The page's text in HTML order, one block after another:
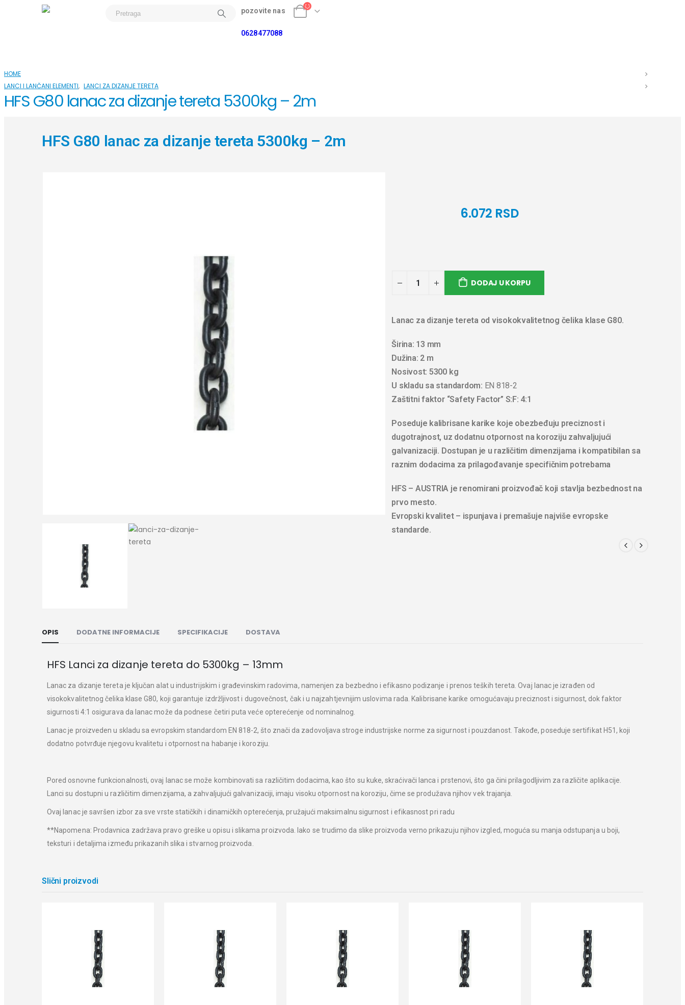
pozovite nas
0628477088
HOME
LANCI I LANČANI ELEMENTI, LANCI ZA DIZANJE TERETA
HFS G80 lanac za dizanje tereta 5300kg – 2m
HFS G80 lanac za dizanje tereta 5300kg – 2m
6.072 RSD
DODAJ U KORPU
Lanac za dizanje tereta od visokokvalitetnog čelika klase G80.
Širina: 13 mm
Dužina: 2 m
Nosivost: 5300 kg
U skladu sa standardom: EN 818-2
Zaštitni faktor “Safety Factor” S:F: 4:1
Poseduje kalibrisane karike koje obezbeđuju preciznost i
dugotrajnost, uz dodatnu otpornost na koroziju zahvaljujući
galvanizaciji. Dostupan je u različitim dimenzijama i kompatibilan sa
raznim dodacima za prilagođavanje specifičnim potrebama​
HFS – AUSTRIA je renomirani proizvođač koji stavlja bezbednost na
prvo mesto.
Evropski kvalitet – ispunjava i premašuje najviše evropske
standarde.
OPIS DODATNE INFORMACIJE SPECIFIKACIJE DOSTAVA
HFS Lanci za dizanje tereta do 5300kg – 13mm
Lanac za dizanje tereta je ključan alat u industrijskim i građevinskim radovima, namenjen za bezbedno i efikasno podizanje i prenos teških tereta. Ovaj lanac je izrađen od
visokokvalitetnog čelika klase G80, koji garantuje izdržljivost i dugovečnost, čak i u najzahtjevnijim uslovima rada. Kalibrisane karike omogućavaju preciznost i sigurnost, dok faktor
sigurnosti 4:1 osigurava da lanac može da podnese četiri puta veće opterećenje od nominalnog.
Lanac je proizveden u skladu sa evropskim standardom EN 818-2, što znači da zadovoljava stroge industrijske norme za sigurnost i pouzdanost. Takođe, poseduje sertifikat H51, koji
dodatno potvrđuje njegovu kvalitetu i otpornost na habanje i koroziju.
Pored osnovne funkcionalnosti, ovaj lanac se može kombinovati sa različitim dodacima, kao što su kuke, skraćivači lanca i prstenovi, što ga čini prilagodljivim za različite aplikacije.
Lanci su dostupni u različitim dimenzijama, a zahvaljujući galvanizaciji, imaju visoku otpornost na koroziju, čime se produžava njihov vek trajanja.
Ovaj lanac je savršen izbor za sve vrste statičkih i dinamičkih opterećenja, pružajući maksimalnu sigurnost i efikasnost pri radu​
**Napomena: Prodavnica zadržava pravo greške u opisu i slikama proizvoda. Iako se trudimo da slike proizvoda verno prikazuju njihov izgled, moguća su manja odstupanja u boji,
teksturi i detaljima između prikazanih slika i stvarnog proizvoda.
Slični proizvodi